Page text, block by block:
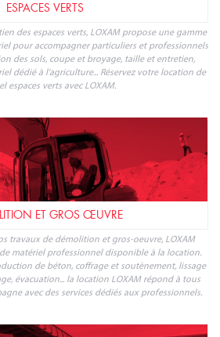
ESPACES VERTS
des espaces verts, LOXAM propose une gamme
pour accompagner particuliers et professionnels
des sols, coupe et broyage, taille et entretien,
dédié à l'agriculture... Réservez votre location de
espaces verts avec LOXAM.
ET GROS ŒUVRE
travaux de démolition et gros-oeuvre, LOXAM
matériel professionnel disponible à la location.
de béton, coffrage et soutènement, lissage
évacuation... la location LOXAM répond à tous
avec des services dédiés aux professionnels.